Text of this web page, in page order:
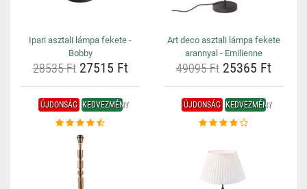
Ipari asztali lámpa fekete -
Bobby
28535 Ft27515 Ft
Art deco asztali lámpa fekete
arannyal - Emilienne
49095 Ft25365 Ft
ÚJDONSÁG KEDVEZMÉNY ÚJDONSÁG KEDVEZMÉNY